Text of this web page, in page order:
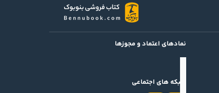
نمادهای اعتماد و مجوزها
شبکه های اجتماعی